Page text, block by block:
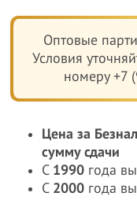
Оптовые
Условия
номеру +7
Цена за
сумму сдачи
С 1990 года
С 2000 года